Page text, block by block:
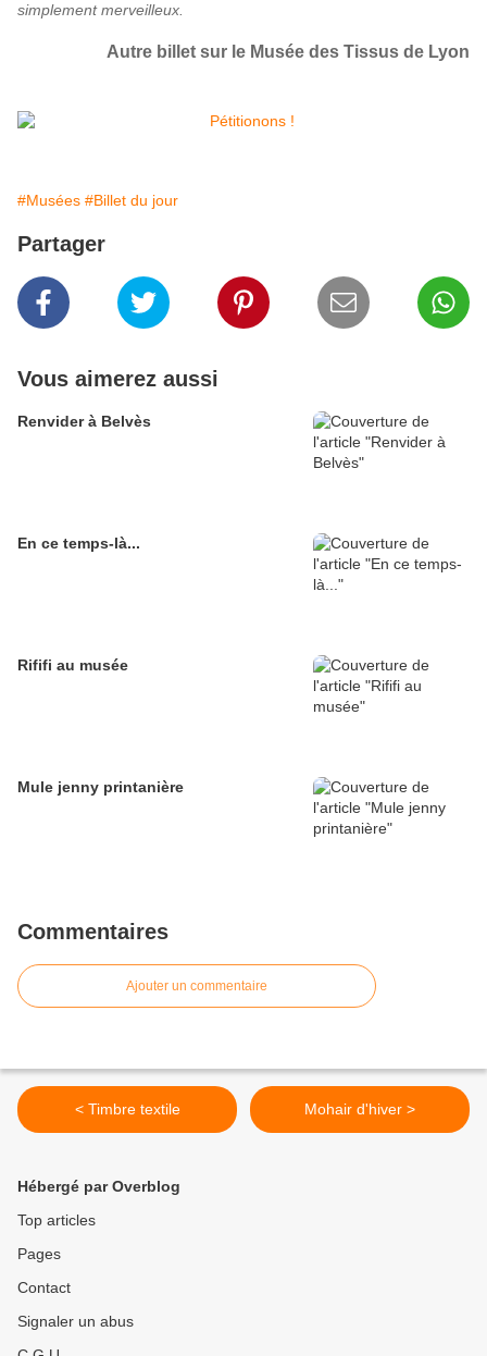
simplement merveilleux.
Autre billet sur le Musée des Tissus de Lyon
#Musées #Billet du jour
Partager
Vous aimerez aussi
Renvider à Belvès
En ce temps-là...
Rififi au musée
Mule jenny printanière
Commentaires
Ajouter un commentaire
< Timbre textile Mohair d'hiver >
Hébergé par Overblog
Top articles
Pages
Contact
Signaler un abus